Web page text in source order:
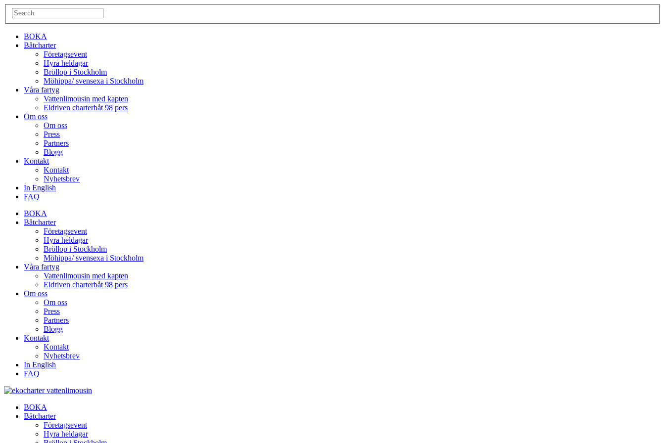
BOKA
Båtcharter
Företagsevent
Hyra heldagar
Bröllop i Stockholm
Möhippa/ svensexa i Stockholm
Våra fartyg
Vattenlimousin med kapten
Eldriven charterbåt 98 pers
Om oss
Om oss
Press
Partners
Blogg
Kontakt
Kontakt
Nyhetsbrev
In English
FAQ
BOKA
Båtcharter
Företagsevent
Hyra heldagar
Bröllop i Stockholm
Möhippa/ svensexa i Stockholm
Våra fartyg
Vattenlimousin med kapten
Eldriven charterbåt 98 pers
Om oss
Om oss
Press
Partners
Blogg
Kontakt
Kontakt
Nyhetsbrev
In English
FAQ
BOKA
Båtcharter
Företagsevent
Hyra heldagar